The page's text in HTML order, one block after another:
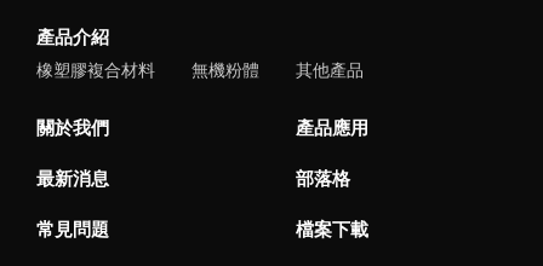
產品介紹
橡塑膠複合材料 無機粉體 其他產品
關於我們 產品應用
最新消息 部落格
常見問題 檔案下載